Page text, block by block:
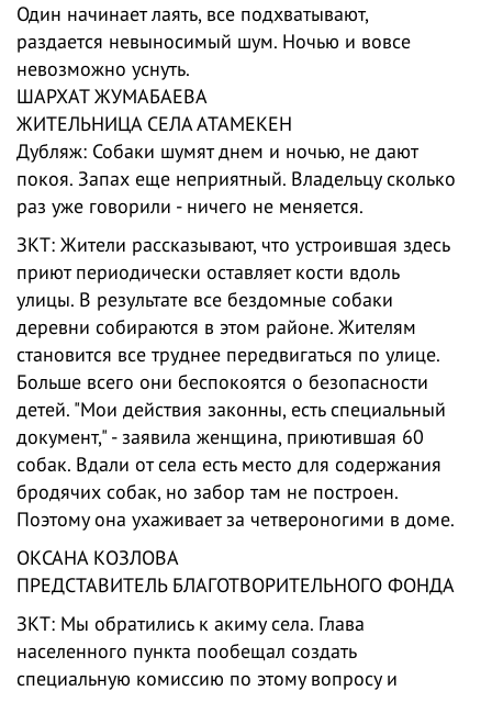
Один начинает лаять, все подхватывают,
раздается невыносимый шум. Ночью и вовсе
невозможно уснуть.
ШАРХАТ ЖУМАБАЕВА
ЖИТЕЛЬНИЦА СЕЛА АТАМЕКЕН
Дубляж: Собаки шумят днем и ночью, не дают
покоя. Запах еще неприятный. Владельцу сколько
раз уже говорили - ничего не меняется.
ЗКТ: Жители рассказывают, что устроившая здесь
приют периодически оставляет кости вдоль
улицы. В результате все бездомные собаки
деревни собираются в этом районе. Жителям
становится все труднее передвигаться по улице.
Больше всего они беспокоятся о безопасности
детей. "Мои действия законны, есть специальный
документ," - заявила женщина, приютившая 60
собак. Вдали от села есть место для содержания
бродячих собак, но забор там не построен.
Поэтому она ухаживает за четвероногими в доме.
ОКСАНА КОЗЛОВА
ПРЕДСТАВИТЕЛЬ БЛАГОТВОРИТЕЛЬНОГО ФОНДА
ЗКТ: Мы обратились к акиму села. Глава
населенного пункта пообещал создать
специальную комиссию по этому вопросу и